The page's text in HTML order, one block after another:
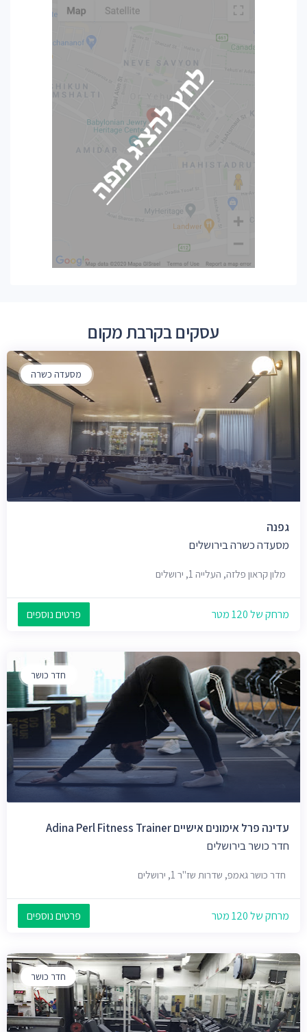
עסקים בקרבת מקום
מסעדה כשרה
גפנה
מסעדה כשרה בירושלים
מלון קראון פלזה, העלייה 1, ירושלים
מרחק של 120 מטר פרטים נוספים
חדר כושר
עדינה פרל אימונים אישיים Adina Perl Fitness Trainer
חדר כושר בירושלים
חדר כושר גאמפ, שדרות שז"ר 1, ירושלים
מרחק של 120 מטר פרטים נוספים
חדר כושר